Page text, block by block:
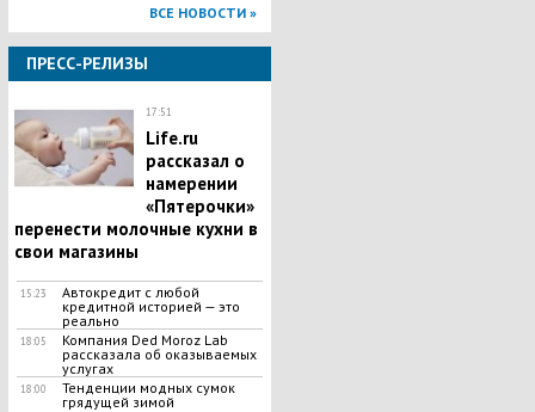
ВСЕ НОВОСТИ »
ПРЕСС-РЕЛИЗЫ
17:51
Life.ru
рассказал о
намерении
«Пятерочки»
перенести молочные кухни в
свои магазины
15:23
Автокредит с любой
кредитной историей — это
реально
18:05
Компания Ded Moroz Lab
рассказала об оказываемых
услугах
18:00
Тенденции модных сумок
грядущей зимой